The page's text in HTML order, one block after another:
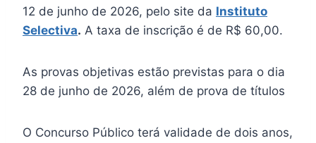
12 de junho de 2026, pelo site da Instituto
Selectiva. A taxa de inscrição é de R$ 60,00.
As provas objetivas estão previstas para o dia
28 de junho de 2026, além de prova de títulos
O Concurso Público terá validade de dois anos,